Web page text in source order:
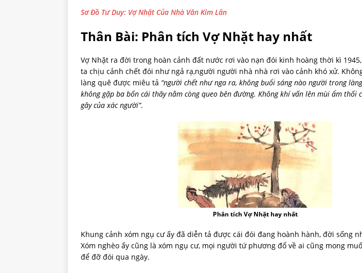
Sơ Đồ Tư Duy: Vợ Nhặt Của Nhà Văn Kim Lân
Thân Bài: Phân tích Vợ Nhặt hay nhất
Vợ Nhặt ra đời trong hoàn cảnh đất nước rơi vào nạn đói kinh hoàng thời kì
ta chịu cảnh chết đói như ngả rạ,người người nhà nhà rơi vào cảnh khó xử.
làng quê được miêu tả “người chết như nga ra, không buổi sáng nào người trong
không gặp ba bốn cái thây nằm còng queo bên đường. Không khí vấn lên mùi ẩm thối
gây của xác người”.
Phân tích Vợ Nhặt hay nhất
Khung cảnh xóm ngụ cư ấy đã diễn tả được cái đói đang hoành hành, đời sống
Xóm nghèo ấy cũng là xóm ngụ cư, mọi người tứ phương đổ về ai cũng mong
để đỡ đói qua ngày.